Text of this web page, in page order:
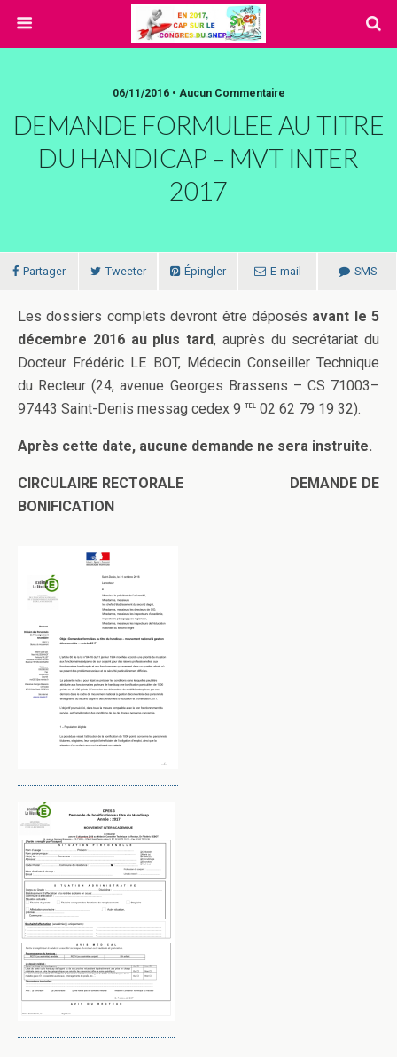
06/11/2016 • Aucun Commentaire
DEMANDE FORMULEE AU TITRE
DU HANDICAP – MVT INTER
2017
Partager Tweeter Épingler E-mail SMS
Les dossiers complets devront être déposés avant le 5
décembre 2016 au plus tard, auprès du secrétariat du
Docteur Frédéric LE BOT, Médecin Conseiller Technique
du Recteur (24, avenue Georges Brassens – CS 71003–
97443 Saint-Denis messag cedex 9 ℡ 02 62 79 19 32).
Après cette date, aucune demande ne sera instruite.
CIRCULAIRE RECTORALE DEMANDE DE
BONIFICATION